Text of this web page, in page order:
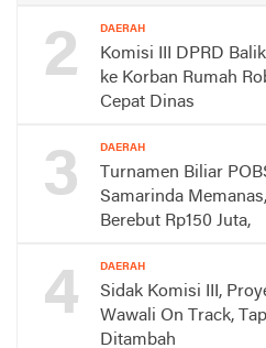
2 DAERAH
Komisi III DPRD
ke Korban Rumah
Cepat Dinas
3 DAERAH
Turnamen Biliar
Samarinda
Berebut Rp150 Juta,
4 DAERAH
Sidak Komisi III,
Wawali On Track,
Ditambah